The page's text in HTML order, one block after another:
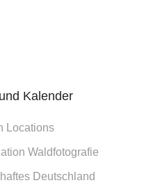
Kalender
Locations
Waldfotografie
Deutschland